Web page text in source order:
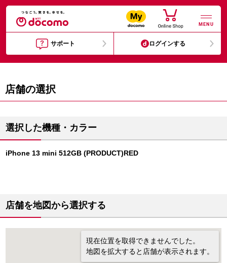
MENU
サポート ログインする
店舗の選択
選択した機種・カラー
iPhone 13 mini 512GB (PRODUCT)RED
店舗を地図から選択する
現在位置を取得できませんでした。
地図を拡大すると店舗が表示されます。